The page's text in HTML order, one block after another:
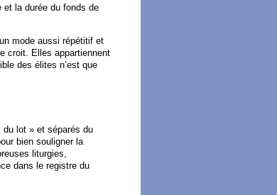
la durée du fonds de
mode aussi répétitif et
croit. Elles appartiennent
des élites n’est que
lot » et séparés du
bien souligner la
liturgies,
dans le registre du